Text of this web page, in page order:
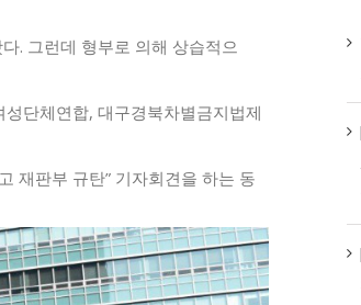
. 그런데 형부로 의해 상습적으
단체연합, 대구경북차별금지법제
재판부 규탄” 기자회견을 하는 동